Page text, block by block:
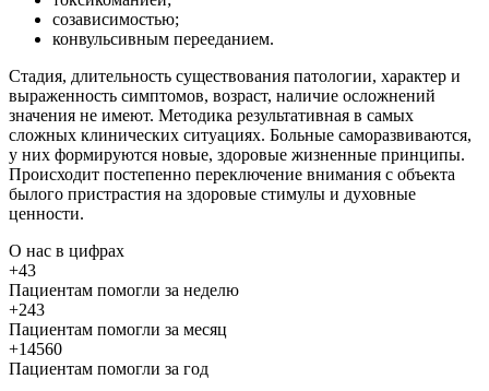
созависимостью;
конвульсивным перееданием.
Стадия, длительность существования патологии, характер и
выраженность симптомов, возраст, наличие осложнений
значения не имеют. Методика результативная в самых
сложных клинических ситуациях. Больные саморазвиваются,
у них формируются новые, здоровые жизненные принципы.
Происходит постепенно переключение внимания с объекта
былого пристрастия на здоровые стимулы и духовные
ценности.
О нас в цифрах
+43
Пациентам помогли за неделю
+243
Пациентам помогли за месяц
+14560
Пациентам помогли за год